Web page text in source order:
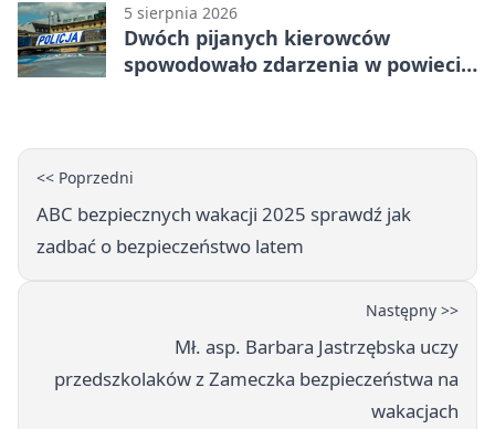
5 sierpnia 2026
Dwóch pijanych kierowców
spowodowało zdarzenia w powiecie
<< Poprzedni
ABC bezpiecznych wakacji 2025 sprawdź jak
zadbać o bezpieczeństwo latem
Następny >>
Mł. asp. Barbara Jastrzębska uczy
przedszkolaków z Zameczka bezpieczeństwa na
wakacjach